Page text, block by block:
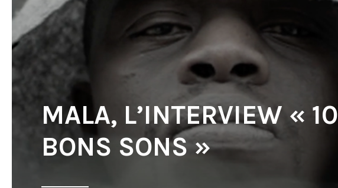
MALA, L’INTERVIEW « 10
BONS SONS »